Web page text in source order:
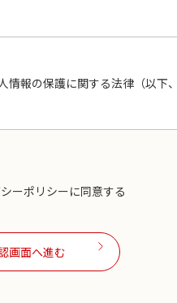
報の保護に関する法律（以下
。 個人情報を利用目的の範囲
き、個人情報を同意を得ずに第
ーポリシーに同意する
画面へ進む